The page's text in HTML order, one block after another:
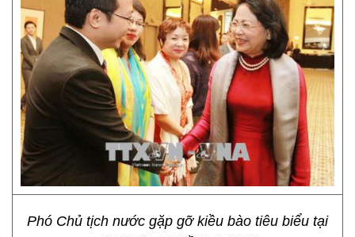
Phó Chủ tịch nước gặp gỡ kiều bào tiêu biểu tại